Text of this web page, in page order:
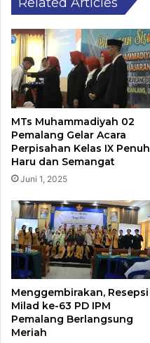
MTs Muhammadiyah 02
Pemalang Gelar Acara
Perpisahan Kelas IX Penuh
Haru dan Semangat
Juni 1, 2025
Menggembirakan, Resepsi
Milad ke-63 PD IPM
Pemalang Berlangsung
Meriah